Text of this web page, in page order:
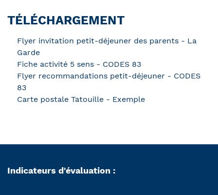
TÉLÉCHARGEMENT
Flyer invitation petit-déjeuner des parents - La
Garde
Fiche activité 5 sens - CODES 83
Flyer recommandations petit-déjeuner - CODES
83
Carte postale Tatouille - Exemple
Indicateurs d'évaluation :